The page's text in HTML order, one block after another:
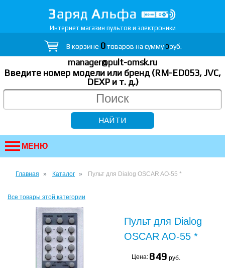
Интернет магазин пультов и электроники
В корзине 0товаров на сумму0руб.
manager@pult-omsk.ru
Введите номер модели или бренд (RM-ED053, JVC,
DEXP и т. д.)
МЕНЮ
Главная Каталог Пульт для Dialog OSCAR AO-55 *
Все товары этой категории
Пульт для Dialog
OSCAR AO-55 *
Цена: 849 руб.